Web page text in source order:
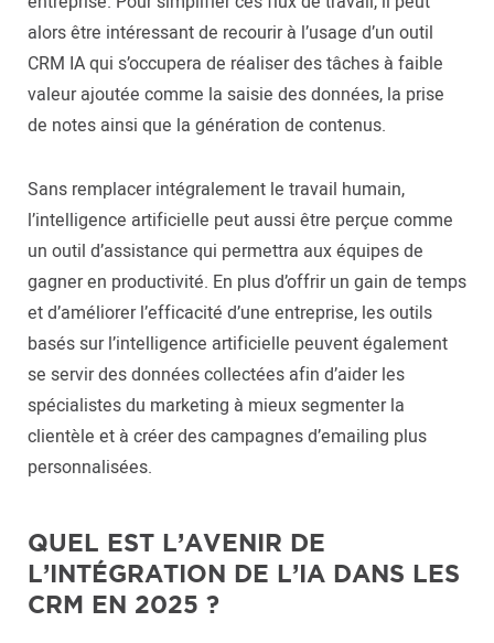
alors être intéressant de recourir à l’usage d’un outil
CRM IA qui s’occupera de réaliser des tâches à faible
valeur ajoutée comme la saisie des données, la prise
de notes ainsi que la génération de contenus.
Sans remplacer intégralement le travail humain,
l’intelligence artificielle peut aussi être perçue comme
un outil d’assistance qui permettra aux équipes de
gagner en productivité. En plus d’offrir un gain de temps
et d’améliorer l’efficacité d’une entreprise, les outils
basés sur l’intelligence artificielle peuvent également
se servir des données collectées afin d’aider les
spécialistes du marketing à mieux segmenter la
clientèle et à créer des campagnes d’emailing plus
personnalisées.
QUEL EST L’AVENIR DE
L’INTÉGRATION DE L’IA DANS LES
CRM EN 2025 ?